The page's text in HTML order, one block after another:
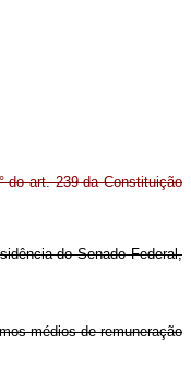
do art. 239 da Constituição
do Senado Federal,
médios de remuneração